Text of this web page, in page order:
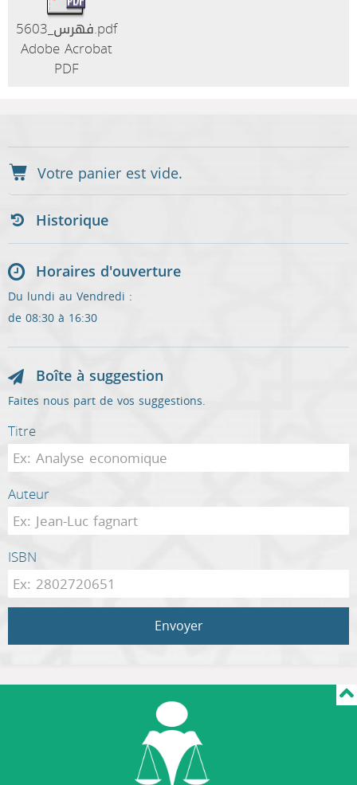
فهرس_5603.pdf
Adobe Acrobat
PDF
Historique
Horaires d'ouverture
Du lundi au Vendredi :
de 08:30 à 16:30
Boîte à suggestion
Faites nous part de vos suggestions.
Titre
Auteur
ISBN
Envoyer